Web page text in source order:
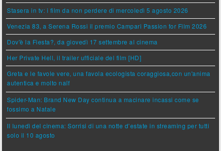
Stasera in tv: i film da non perdere di mercoledì 5 agosto 2026
Venezia 83, a Serena Rossi il premio Campari Passion for Film 2026
Dov'è la Fiesta?, da giovedì 17 settembre al cinema
Her Private Hell, il trailer ufficiale del film [HD]
Greta e le favole vere, una favola ecologista coraggiosa,con un'anima
autentica e molto naïf
Spider-Man: Brand New Day continua a macinare incassi come se
fossimo a Natale
Il lunedì del cinema: Sorrisi di una notte d’estate in streaming per tutti
solo il 10 agosto